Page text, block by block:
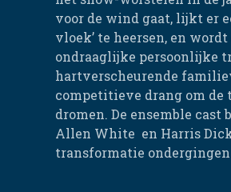
voor de wind gaat, lijkt er
vloek’ te heersen, en
ondraaglijke persoonlijke
hartverscheurende
competitieve drang om
dromen. De ensemble cast
Allen White en Harris
transformatie